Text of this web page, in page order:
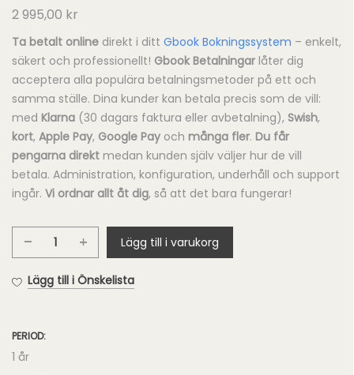
2 995,00 kr
Ta betalt online direkt i ditt Gbook Bokningssystem – enkelt,
säkert och professionellt! Gbook Betalningar låter dig
acceptera alla populära betalningsmetoder på ett och
samma ställe. Dina kunder kan betala precis som de vill:
med Klarna (30 dagars faktura eller avbetalning), Swish,
kort, Apple Pay, Google Pay och många fler. Du får
pengarna direkt medan kunden själv väljer hur de vill
betala. Administration, konfiguration, underhåll och support
ingår. Vi ordnar allt åt dig, så att det bara fungerar!
Gbook
mängd
Lägg till i varukorg
Lägg till i Önskelista
PERIOD:
1 år